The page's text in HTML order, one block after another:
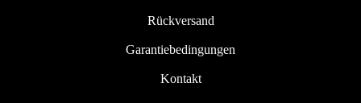
Rückversand
Garantiebedingungen
Kontakt